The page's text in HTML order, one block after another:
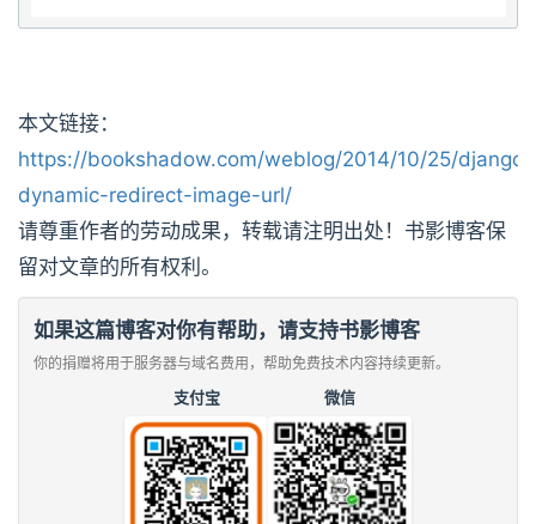
本文链接：
https://bookshadow.com/weblog/2014/10/25/django-
dynamic-redirect-image-url/
请尊重作者的劳动成果，转载请注明出处！书影博客保
留对文章的所有权利。
如果这篇博客对你有帮助，请支持书影博客
你的捐赠将用于服务器与域名费用，帮助免费技术内容持续更新。
支付宝 微信